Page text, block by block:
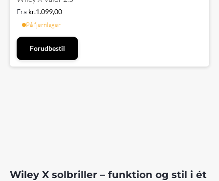
Fra kr.1.099,00
På fjernlager
Forudbestil
Wiley X solbriller – funktion og stil i ét